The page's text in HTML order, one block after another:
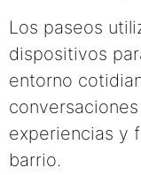
Los paseos
dispositivos
entorno
experiencias y
barrio.